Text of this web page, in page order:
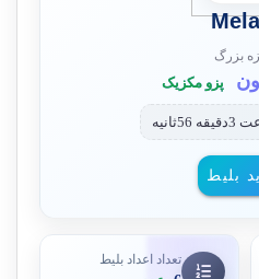
بزرگ
پزو مکزیک
بلیط
تعداد اعداد بلیط